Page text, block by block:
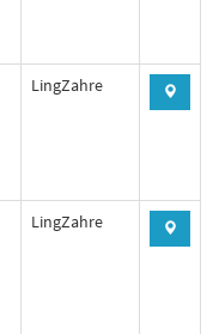
LingZahre
LingZahre